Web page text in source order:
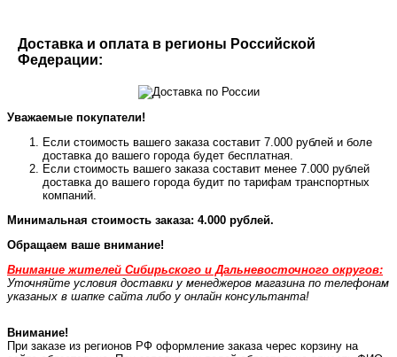
Доставка и оплата в регионы Российской
Федерации:
Уважаемые покупатели!
Если стоимость вашего заказа составит 7.000 рублей и боле
доставка до вашего города будет бесплатная.
Если стоимость вашего заказа составит менее 7.000 рублей
доставка до вашего города будит по тарифам транспортных
компаний.
Минимальная стоимость заказа: 4.000 рублей.
Обращаем ваше внимание!
Внимание жителей Сибирьского и Дальневосточного округов:
Уточняйте условия доставки у менеджеров магазина по телефонам
указаных в шапке сайта либо у онлайн консультанта!
Внимание!
При заказе из регионов РФ оформление заказа черес корзину на